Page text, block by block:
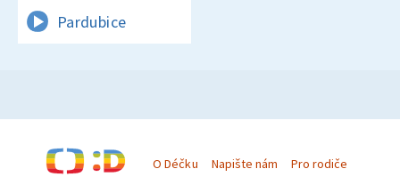
Pardubice
O Déčku Napište nám Pro rodiče